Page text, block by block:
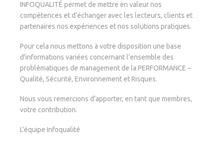
INFOQUALITÉ permet de mettre en valeur nos
compétences et d’échanger avec les lecteurs, clients et
partenaires nos expériences et nos solutions pratiques.
Pour cela nous mettons à votre disposition une base
d’informations variées concernant l’ensemble des
problématiques de management de la PERFORMANCE –
Qualité, Sécurité, Environnement et Risques.
Nous vous remercions d’apporter, en tant que membres,
votre contribution.
L’équipe Infoqualité